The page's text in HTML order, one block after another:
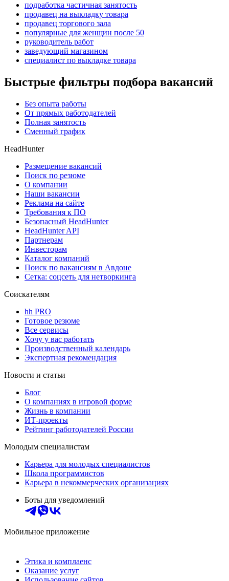
подработка частичная занятость
продавец на выкладку товара
продавец торгового зала
популярные для женщин после 50
руководитель работ
заведующий магазином
специалист по выкладке товара
Быстрые фильтры подбора вакансий
Без опыта работы
От прямых работодателей
Полная занятость
Сменный график
HeadHunter
Размещение вакансий
Поиск по резюме
О компании
Наши вакансии
Реклама на сайте
Требования к ПО
Безопасный HeadHunter
HeadHunter API
Партнерам
Инвесторам
Каталог компаний
Поиск по вакансиям в Авдоне
Сетка: соцсеть для нетворкинга
Соискателям
hh PRO
Готовое резюме
Все сервисы
Хочу у вас работать
Производственный календарь
Экспертная рекомендация
Новости и статьи
Блог
О компаниях в игровой форме
Жизнь в компании
ИТ-проекты
Рейтинг работодателей России
Молодым специалистам
Карьера для молодых специалистов
Школа программистов
Карьера в некоммерческих организациях
Боты для уведомлений
Мобильное приложение
Этика и комплаенс
Оказание услуг